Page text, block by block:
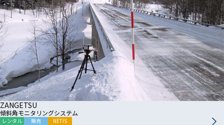
ZANGETSU
傾斜角モニタリングシステム
レンタル 販売 NETIS